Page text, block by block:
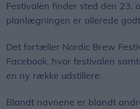
Festivalen finder sted den 23.
planlægningen er allerede
Det fortæller Nordic Brew
Facebook, hvor festivalen
en ny række udstillere.
Blandt navnene er blandt